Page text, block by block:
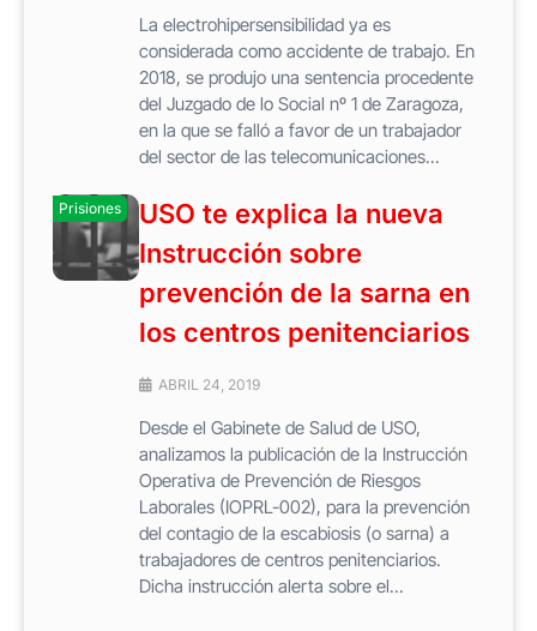
La electrohipersensibilidad ya es
considerada como accidente de trabajo. En
2018, se produjo una sentencia procedente
del Juzgado de lo Social nº 1 de Zaragoza,
en la que se falló a favor de un trabajador
del sector de las telecomunicaciones...
Prisiones
USO te explica la nueva
Instrucción sobre
prevención de la sarna en
los centros penitenciarios
ABRIL 24, 2019
Desde el Gabinete de Salud de USO,
analizamos la publicación de la Instrucción
Operativa de Prevención de Riesgos
Laborales (IOPRL-002), para la prevención
del contagio de la escabiosis (o sarna) a
trabajadores de centros penitenciarios.
Dicha instrucción alerta sobre el...